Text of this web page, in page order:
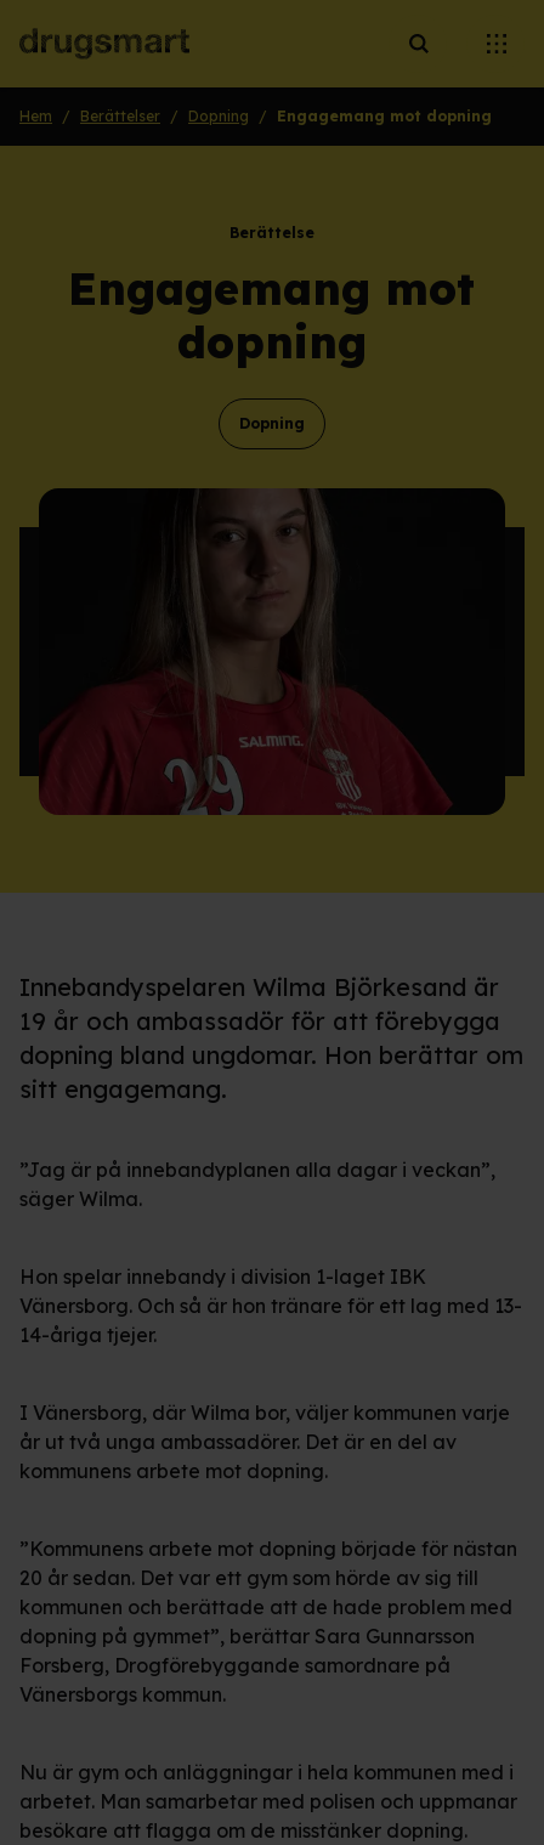
Öppna sökruta
Hem / Berättelser / Dopning / Engagemang mot dopning
Berättelse
Engagemang mot
dopning
Dopning
Innebandyspelaren Wilma Björkesand är
19 år och ambassadör för att förebygga
dopning bland ungdomar. Hon berättar om
sitt engagemang.
”Jag är på innebandyplanen alla dagar i veckan”,
säger Wilma.
Hon spelar innebandy i division 1-laget IBK
Vänersborg. Och så är hon tränare för ett lag med 13-
14-åriga tjejer.
I Vänersborg, där Wilma bor, väljer kommunen varje
år ut två unga ambassadörer. Det är en del av
kommunens arbete mot dopning.
”Kommunens arbete mot dopning började för nästan
20 år sedan. Det var ett gym som hörde av sig till
kommunen och berättade att de hade problem med
dopning på gymmet”, berättar Sara Gunnarsson
Forsberg, Drogförebyggande samordnare på
Vänersborgs kommun.
Nu är gym och anläggningar i hela kommunen med i
arbetet. Man samarbetar med polisen och uppmanar
besökare att flagga om de misstänker dopning.